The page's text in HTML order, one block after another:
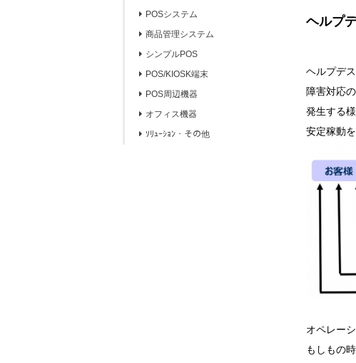
POSシステム
商品管理システム
シンプルPOS
POS/KIOSK端末
POS周辺機器
オフィス機器
ｿﾘｭｰｼｮﾝ・その他
ヘルプ
ヘルプデ
障害対応
発生する
安定稼動
オペレー
もしもの